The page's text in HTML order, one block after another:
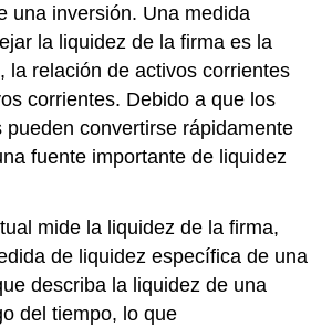
una inversión. Una medida
la liquidez de la firma es la
la relación de activos corrientes
corrientes. Debido a que los
pueden convertirse rápidamente
fuente importante de liquidez
mide la liquidez de la firma,
de liquidez específica de una
describa la liquidez de una
del tiempo, lo que